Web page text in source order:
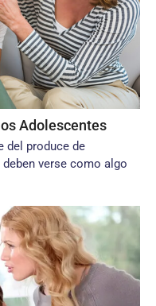
Adolescentes
del produce de
verse como algo